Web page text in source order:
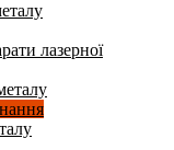
лазерної